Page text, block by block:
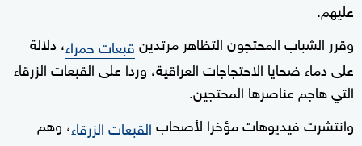
عليهم.
وقرر الشباب المحتجون التظاهر مرتدينقبعات حمراء، دلالة
على دماء ضحايا الاحتجاجات العراقية، وردا على القبعات الزرقاء
التي هاجم عناصرها المحتجين.
وانتشرت فيديوهات مؤخرا لأصحابالقبعات الزرقاء، وهم